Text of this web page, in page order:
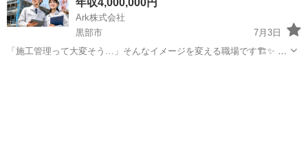
Ark株式会社
黒部市
7月3日
「施工管理って大変そう…」そんなイメージを変える職場です🏗️✨ 働